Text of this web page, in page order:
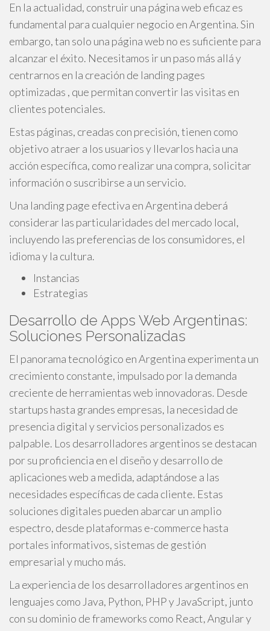
En la actualidad, construir una página web eficaz es
fundamental para cualquier negocio en Argentina. Sin
embargo, tan solo una página web no es suficiente para
alcanzar el éxito. Necesitamos ir un paso más allá y
centrarnos en la creación de landing pages
optimizadas , que permitan convertir las visitas en
clientes potenciales.
Estas páginas, creadas con precisión, tienen como
objetivo atraer a los usuarios y llevarlos hacia una
acción específica, como realizar una compra, solicitar
información o suscribirse a un servicio.
Una landing page efectiva en Argentina deberá
considerar las particularidades del mercado local,
incluyendo las preferencias de los consumidores, el
idioma y la cultura.
Instancias
Estrategias
Desarrollo de Apps Web Argentinas:
Soluciones Personalizadas
El panorama tecnológico en Argentina experimenta un
crecimiento constante, impulsado por la demanda
creciente de herramientas web innovadoras. Desde
startups hasta grandes empresas, la necesidad de
presencia digital y servicios personalizados es
palpable. Los desarrolladores argentinos se destacan
por su proficiencia en el diseño y desarrollo de
aplicaciones web a medida, adaptándose a las
necesidades específicas de cada cliente. Estas
soluciones digitales pueden abarcar un amplio
espectro, desde plataformas e-commerce hasta
portales informativos, sistemas de gestión
empresarial y mucho más.
La experiencia de los desarrolladores argentinos en
lenguajes como Java, Python, PHP y JavaScript, junto
con su dominio de frameworks como React, Angular y